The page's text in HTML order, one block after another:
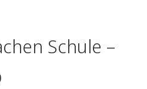
Schule –